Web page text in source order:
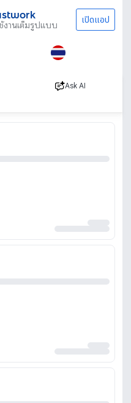
งานเต็มรูปแบบ เปิดแอป
Ask AI